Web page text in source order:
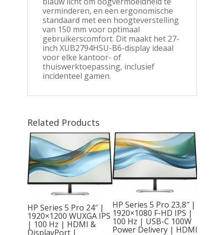
verminderen, en een ergonomische
standaard met een hoogteverstelling
van 150 mm voor optimaal
gebruikerscomfort. Dit maakt het 27-
inch XUB2794HSU-B6-display ideaal
voor elke kantoor- of
thuiswerktoepassing, inclusief
incidenteel gamen.
Related Products
HP Series 5 Pro 24″ |
1920×1200 WUXGA IPS
| 100 Hz | HDMI &
DisplayPort |
HP Series 5 Pro 23,8″ |
1920×1080 F-HD IPS |
100 Hz | USB-C 100W
Power Delivery | HDMI